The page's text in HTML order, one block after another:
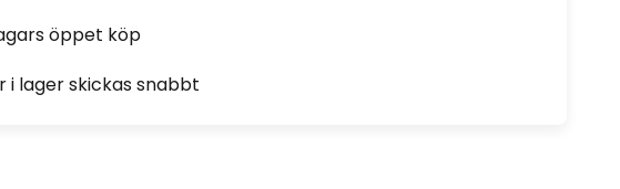
öppet köp
i lager skickas snabbt